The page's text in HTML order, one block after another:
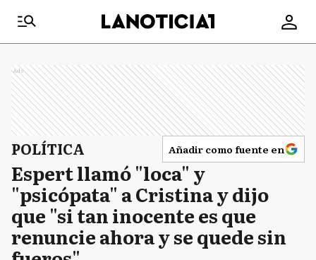
Ads
POLÍTICA Añadir como fuente en
Espert llamó "loca" y
"psicópata" a Cristina y dijo
que "si tan inocente es que
renuncie ahora y se quede sin